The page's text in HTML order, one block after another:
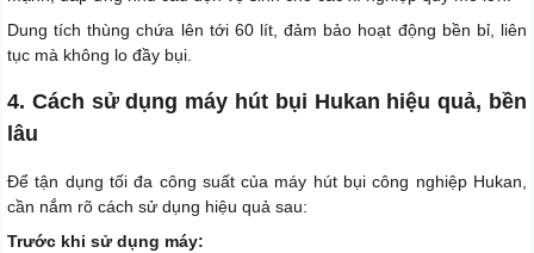
Dung tích thùng chứa lên tới 60 lít, đảm bảo hoạt động bền bỉ, liên
tục mà không lo đầy bụi.
4. Cách sử dụng máy hút bụi Hukan hiệu quả, bền
lâu
Để tận dụng tối đa công suất của máy hút bụi công nghiệp Hukan,
cần nắm rõ cách sử dụng hiệu quả sau:
Trước khi sử dụng máy: